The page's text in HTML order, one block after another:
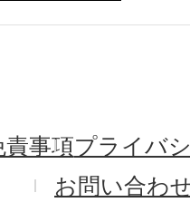
事項プライバ
お問い合わ